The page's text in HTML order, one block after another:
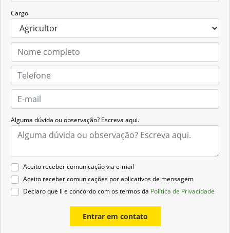
Cargo
Alguma dúvida ou observação? Escreva aqui.
Aceito receber comunicação via e-mail
Aceito receber comunicações por aplicativos de mensagem
Declaro que li e concordo com os termos da Política de Privacidade
Entrar em contato